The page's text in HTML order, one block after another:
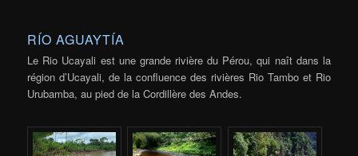
RÍO AGUAYTÍA
Le Rio Ucayali est une grande rivière du Pérou, qui naît dans la
région d’Ucayali, de la confluence des rivières Rio Tambo et Rio
Urubamba, au pied de la Cordillère des Andes.